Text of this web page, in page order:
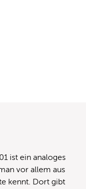
ist ein analoges
vor allem aus
kennt. Dort gibt